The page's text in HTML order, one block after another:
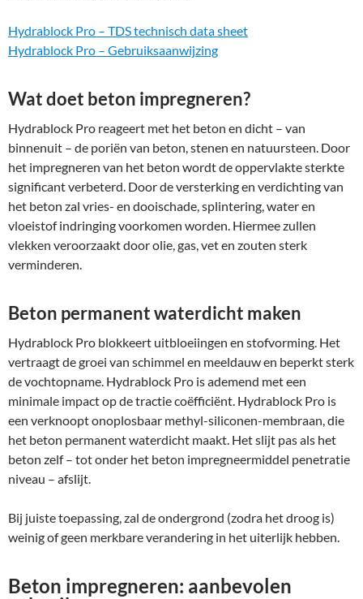
Hydrablock Pro – TDS technisch data sheet
Hydrablock Pro – Gebruiksaanwijzing
Wat doet beton impregneren?
Hydrablock Pro reageert met het beton en dicht – van
binnenuit – de poriën van beton, stenen en natuursteen. Door
het impregneren van het beton wordt de oppervlakte sterkte
significant verbeterd. Door de versterking en verdichting van
het beton zal vries- en dooischade, splintering, water en
vloeistof indringing voorkomen worden. Hiermee zullen
vlekken veroorzaakt door olie, gas, vet en zouten sterk
verminderen.
Beton permanent waterdicht maken
Hydrablock Pro blokkeert uitbloeiingen en stofvorming. Het
vertraagt de groei van schimmel en meeldauw en beperkt sterk
de vochtopname. Hydrablock Pro is ademend met een
minimale impact op de tractie coëfficiënt. Hydrablock Pro is
een verknoopt onoplosbaar methyl-siliconen-membraan, die
het beton permanent waterdicht maakt. Het slijt pas als het
beton zelf – tot onder het beton impregneermiddel penetratie
niveau – afslijt.
Bij juiste toepassing, zal de ondergrond (zodra het droog is)
weinig of geen merkbare verandering in het uiterlijk hebben.
Beton impregneren: aanbevolen